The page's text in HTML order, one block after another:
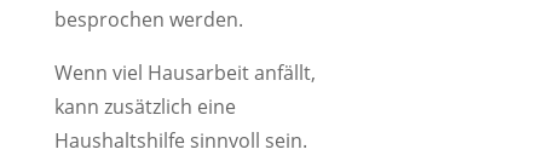
besprochen werden.
Wenn viel Hausarbeit anfällt,
kann zusätzlich eine
Haushaltshilfe sinnvoll sein.